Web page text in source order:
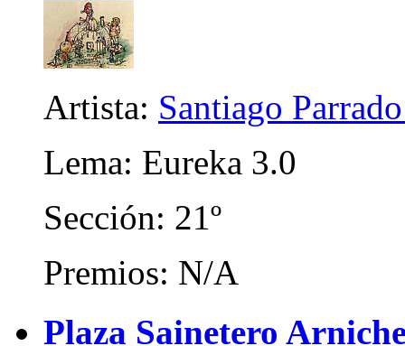
Artista: Santiago
Lema: Eureka 3.0
Sección: 21º
Premios: N/A
Plaza Sainetero